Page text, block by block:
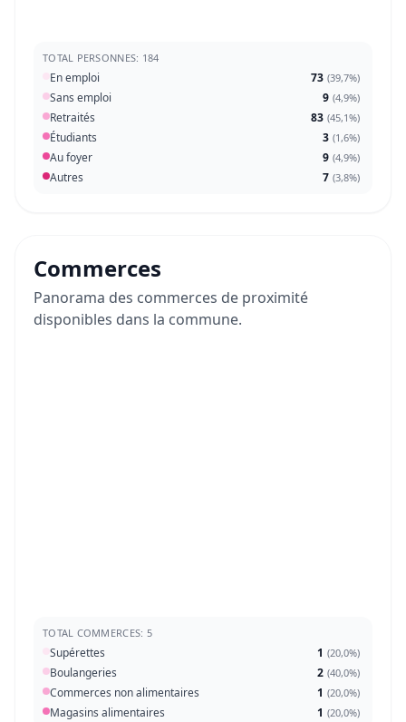
TOTAL PERSONNES: 184
En emploi 73 (39,7%)
Sans emploi 9 (4,9%)
Retraités 83 (45,1%)
Étudiants 3 (1,6%)
Au foyer 9 (4,9%)
Autres 7 (3,8%)
Commerces
Panorama des commerces de proximité
disponibles dans la commune.
TOTAL COMMERCES: 5
Supérettes 1 (20,0%)
Boulangeries 2 (40,0%)
Commerces non alimentaires 1 (20,0%)
Magasins alimentaires 1 (20,0%)